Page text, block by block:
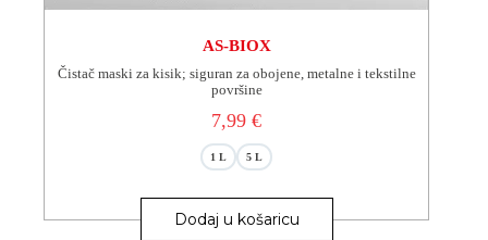
AS-BIOX
Čistač maski za kisik; siguran za obojene, metalne i tekstilne
površine
7,99€
1 L 5 L
Dodaj u košaricu
proizvod
ima